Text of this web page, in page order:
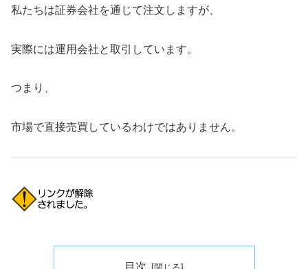
私たちは証券会社を通じて注文しますが、
実際には運用会社と取引しています。
つまり、
市場で直接売買しているわけではありません。
目次